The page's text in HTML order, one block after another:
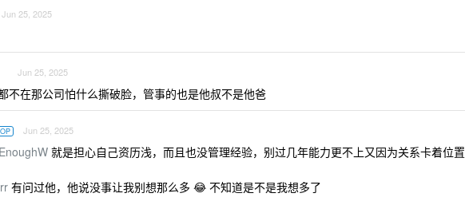
Jun 25, 2025
Jun 25, 2025
不在那公司怕什么撕破脸，管事的也是他叔不是他爸
OP Jun 25, 2025
就是担心自己资历浅，而且也没管理经验，别过几年能力更不上又因为关系卡着位置
有问过他，他说没事让我别想那么多 😂 不知道是不是我想多了